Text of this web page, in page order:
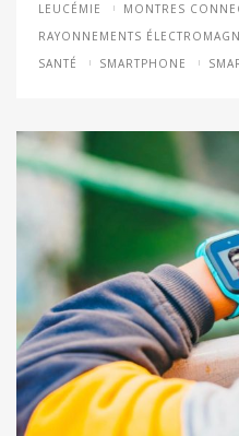
LEUCÉMIE MONTRES
RAYONNEMENTS
SANTÉ
SMARTPHONE